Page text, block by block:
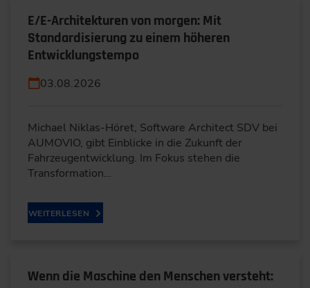
E/E-Architekturen von morgen: Mit
Standardisierung zu einem höheren
Entwicklungstempo
03.08.2026
Michael Niklas-Höret, Software Architect SDV bei
AUMOVIO, gibt Einblicke in die Zukunft der
Fahrzeugentwicklung. Im Fokus stehen die
Transformation…
WEITERLESEN
Wenn die Maschine den Menschen versteht: